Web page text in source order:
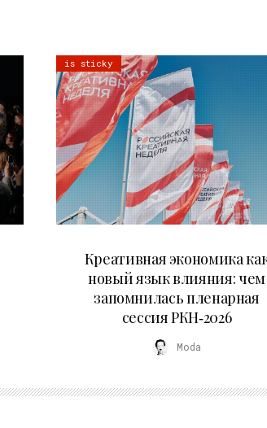
is sticky
Креативная экономика
новый язык влияния: чем
запомнилась пленарная
сессия РКН‑2026
Moda